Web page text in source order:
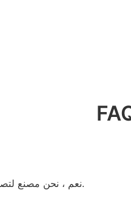
نعم ، نحن مصنع لتصنيع المصدر مع عملية كاملة من إنتاج الأعمال الفنية إلى الشحن.